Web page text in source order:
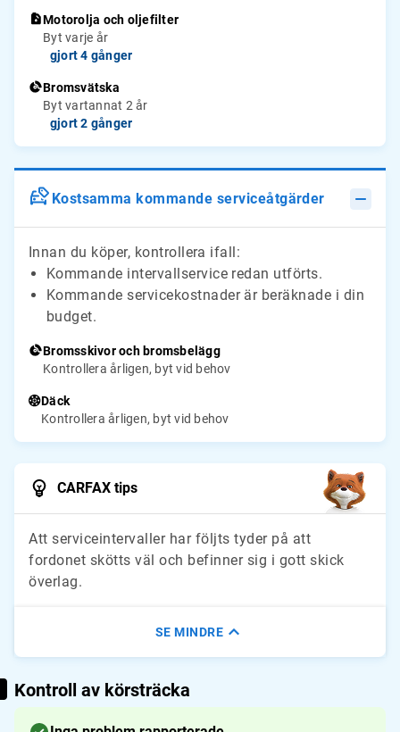
Motorolja och oljefilter
Byt varje år
gjort 4 gånger
Bromsvätska
Byt vartannat 2 år
gjort 2 gånger
Kostsamma kommande serviceåtgärder
Innan du köper, kontrollera ifall:
Kommande intervallservice redan utförts.
Kommande servicekostnader är beräknade i din
budget.
Bromsskivor och bromsbelägg
Kontrollera årligen, byt vid behov
Däck
Kontrollera årligen, byt vid behov
CARFAX tips
Att serviceintervaller har följts tyder på att
fordonet skötts väl och befinner sig i gott skick
överlag.
SE MINDRE
Kontroll av körsträcka